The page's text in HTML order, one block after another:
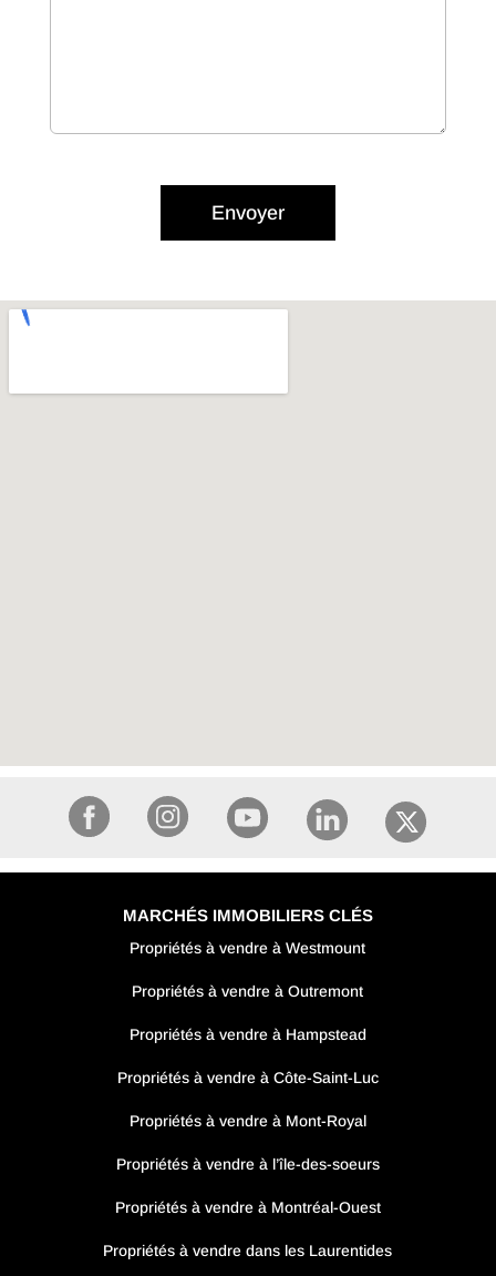
Envoyer
MARCHÉS IMMOBILIERS CLÉS
Propriétés à vendre à Westmount
Propriétés à vendre à Outremont
Propriétés à vendre à Hampstead
Propriétés à vendre à Côte-Saint-Luc
Propriétés à vendre à Mont-Royal
Propriétés à vendre à l’île-des-soeurs
Propriétés à vendre à Montréal-Ouest
Propriétés à vendre dans les Laurentides